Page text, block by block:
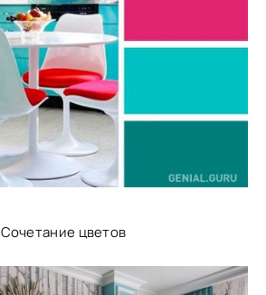
Сочетание цветов